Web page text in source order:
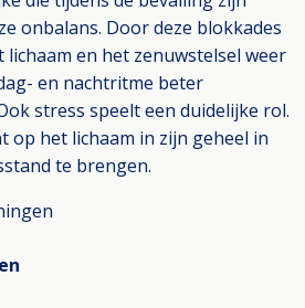
onbalans. Door deze blokkades
en het zenuwstelsel weer
en nachtritme beter
stress speelt een duidelijke rol.
op het lichaam in zijn geheel in
te brengen.